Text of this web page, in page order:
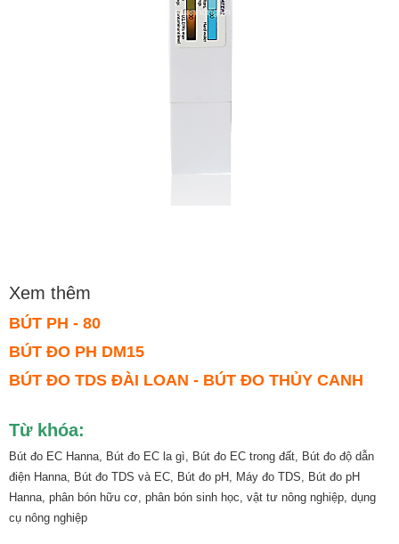
Xem thêm
BÚT PH - 80
BÚT ĐO PH DM15
BÚT ĐO TDS ĐÀI LOAN - BÚT ĐO THỦY CANH
Từ khóa:
Bút đo EC Hanna, Bút đo EC la gì, Bút đo EC trong đất, Bút đo độ dẫn
điện Hanna, Bút đo TDS và EC, Bút đo pH, Máy đo TDS, Bút đo pH
Hanna, phân bón hữu cơ, phân bón sinh học, vật tư nông nghiệp, dụng
cụ nông nghiệp